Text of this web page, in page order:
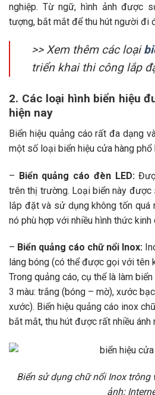
nghiệp. Từ ngữ, hình ảnh được
tượng, bắt mắt để thu hút người đi
>> Xem thêm các loại
triển khai thi công lắp
2. Các loại hình biển hiệu
hiện nay
Biển hiệu quảng cáo rất đa dạng
một số loại biển hiệu cửa hàng phổ
– Biển quảng cáo đèn LED:
trên thị trường. Loại biển này được
lắp đặt và sử dụng không tốn quá
nó phù hợp với nhiều hình thức kinh
– Biển quảng cáo chữ nổi Inox:
láng bóng (có thể được gọi với tên
Trong quảng cáo, cụ thể là làm
3 màu: trắng (bóng – mờ), xước
xước). Biển hiệu quảng cáo inox
bắt mắt, thu hút được rất nhiều
Biển sử dụng chữ nổi Inox trông
ảnh: